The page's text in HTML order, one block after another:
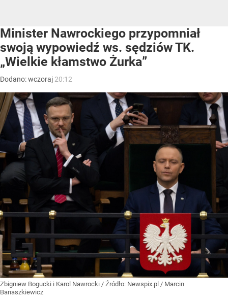
Minister Nawrockiego przypomniał
swoją wypowiedź ws. sędziów TK.
„Wielkie kłamstwo Żurka”
Dodano:wczoraj 20:12
Zbigniew Bogucki i Karol Nawrocki / Źródło: Newspix.pl / Marcin
Banaszkiewicz